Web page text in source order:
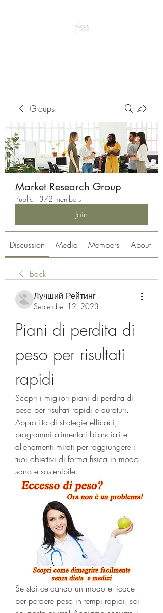
Groups
Market Research Group
Public · 372 members
Join
Discussion Media Members About
Back
Лучший Рейтинг
September 12, 2023
Piani di perdita di
peso per risultati
rapidi
Scopri i migliori piani di perdita di
peso per risultati rapidi e duraturi.
Approfitta di strategie efficaci,
programmi alimentari bilanciati e
allenamenti mirati per raggiungere i
tuoi obiettivi di forma fisica in modo
sano e sostenibile.
Se stai cercando un modo efficace
per perdere peso in tempi rapidi, sei